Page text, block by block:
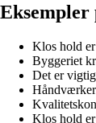
Eksempler
Klos hold
Byggeriet
Det er
Klos hold